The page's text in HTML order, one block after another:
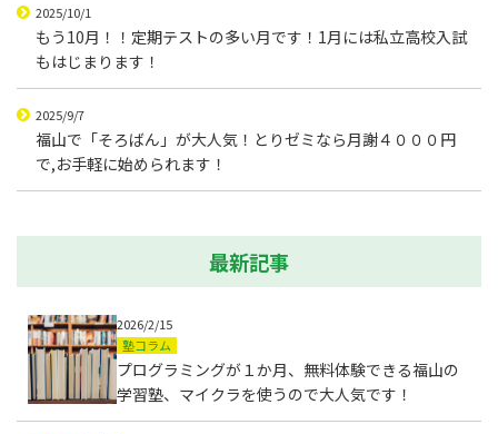
2025/10/1
もう10月！！定期テストの多い月です！1月には私立高校入試
もはじまります！
2025/9/7
福山で「そろばん」が大人気！とりゼミなら月謝４０００円
で,お手軽に始められます！
最新記事
2026/2/15
塾コラム
プログラミングが１か月、無料体験できる福山の
学習塾、マイクラを使うので大人気です！